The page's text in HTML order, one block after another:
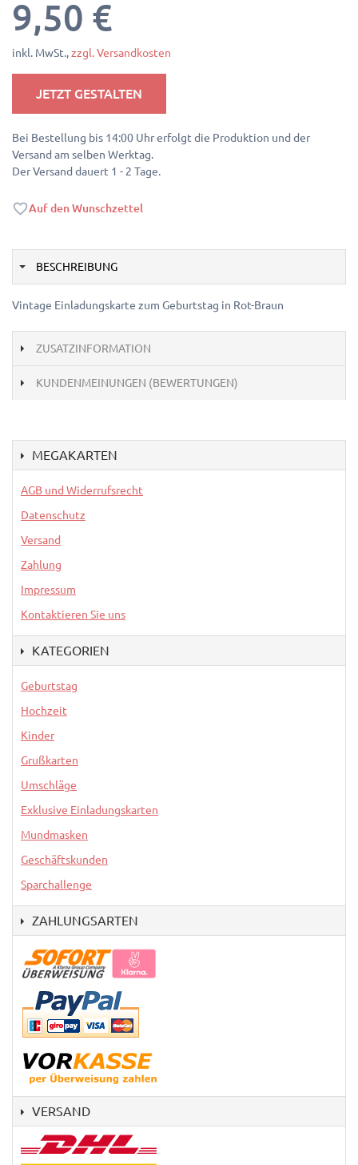
9,50 €
inkl. MwSt.,zzgl. Versandkosten
JETZT GESTALTEN
Bei Bestellung bis 14:00 Uhr erfolgt die Produktion und der
Versand am selben Werktag.
Der Versand dauert 1 - 2 Tage.
Auf den Wunschzettel
BESCHREIBUNG
Vintage Einladungskarte zum Geburtstag in Rot-Braun
ZUSATZINFORMATION
KUNDENMEINUNGEN (BEWERTUNGEN)
MEGAKARTEN
AGB und Widerrufsrecht
Datenschutz
Versand
Zahlung
Impressum
Kontaktieren Sie uns
KATEGORIEN
Geburtstag
Hochzeit
Kinder
Grußkarten
Umschläge
Exklusive Einladungskarten
Mundmasken
Geschäftskunden
Sparchallenge
ZAHLUNGSARTEN
VERSAND